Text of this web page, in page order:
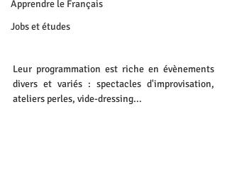
Apprendre le Français
Jobs et études
Leur programmation est riche en évènements
divers et variés : spectacles d'improvisation,
ateliers perles, vide-dressing...